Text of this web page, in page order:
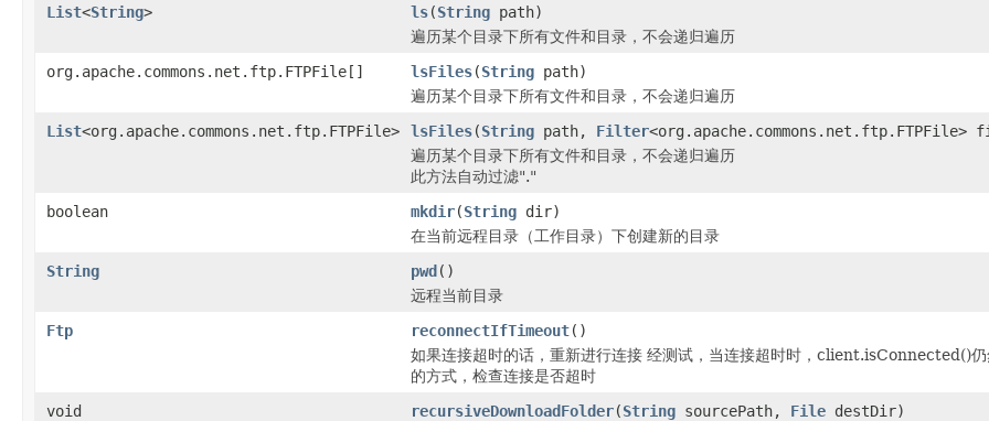
List<String> ls(String path)
遍历某个目录下所有文件和目录，不会递归遍历
org.apache.commons.net.ftp.FTPFile[]
lsFiles(String path)
遍历某个目录下所有文件和目录，不会递归遍历
List<org.apache.commons.net.ftp.FTPFile> lsFiles(String path, Filter
遍历某个目录下所有文件和目录，不会递归遍历
此方法自动过滤"."
boolean
mkdir(String dir)
在当前远程目录（工作目录）下创建新的目录
String
pwd()
远程当前目录
Ftp
reconnectIfTimeout()
如果连接超时的话，重新进行连接 经测试，当连接超时时，client.isConnected()
的方式，检查连接是否超时
void
recursiveDownloadFolder(String sourcePath, File destDir)